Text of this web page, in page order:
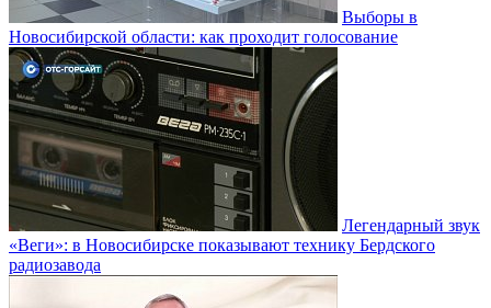
Выборы в
Новосибирской области: как проходит голосование
Легендарный звук
«Веги»: в Новосибирске показывают технику Бердского
радиозавода